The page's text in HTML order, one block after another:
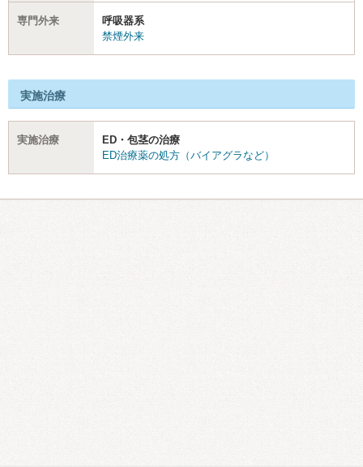
専門外来
呼吸器系
禁煙外来
実施治療
実施治療
ED・包茎の治療
ED治療薬の処方（バイアグラなど）